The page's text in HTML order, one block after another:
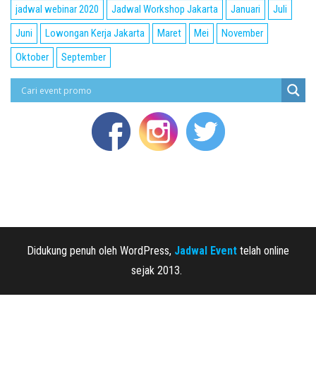
jadwal webinar 2020
Jadwal Workshop Jakarta Januari
Juli
Juni
Lowongan Kerja Jakarta Maret Mei
November
Oktober
September
Didukung penuh oleh WordPress, Jadwal Event telah online
sejak 2013.